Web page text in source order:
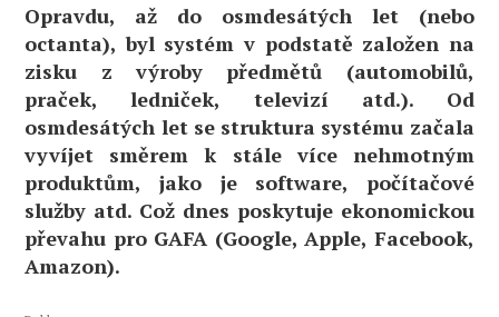
Opravdu, až do osmdesátých let (nebo
octanta), byl systém v podstatě založen na
zisku z výroby předmětů (automobilů,
praček, ledniček, televizí atd.). Od
osmdesátých let se struktura systému začala
vyvíjet směrem k stále více nehmotným
produktům, jako je software, počítačové
služby atd. Což dnes poskytuje ekonomickou
převahu pro GAFA (Google, Apple, Facebook,
Amazon).